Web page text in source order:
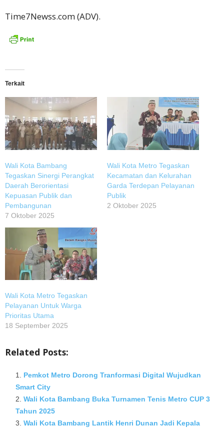
Time7Newss.com (ADV).
Terkait
Wali Kota Bambang
Tegaskan Sinergi Perangkat
Daerah Berorientasi
Kepuasan Publik dan
Pembangunan
7 Oktober 2025
Wali Kota Metro Tegaskan
Kecamatan dan Kelurahan
Garda Terdepan Pelayanan
Publik
2 Oktober 2025
Wali Kota Metro Tegaskan
Pelayanan Untuk Warga
Prioritas Utama
18 September 2025
Related Posts:
Pemkot Metro Dorong Tranformasi Digital Wujudkan
Smart City
Wali Kota Bambang Buka Turnamen Tenis Metro CUP 3
Tahun 2025
Wali Kota Bambang Lantik Henri Dunan Jadi Kepala